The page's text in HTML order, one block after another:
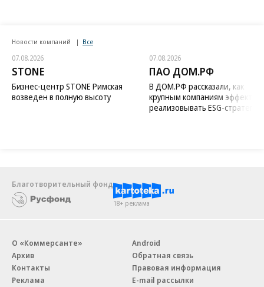
Новости компаний Все
07.08.2026
STONE
Бизнес-центр STONE Римская
возведен в полную высоту
07.08.2026
ПАО ДОМ.РФ
В ДОМ.РФ рассказали, как
крупным компаниям
реализовывать ESG-стратегию
Благотворительный фонд
18+ реклама
О «Коммерсанте»
Архив
Контакты
Реклама
Android
Обратная связь
Правовая информация
E-mail рассылки